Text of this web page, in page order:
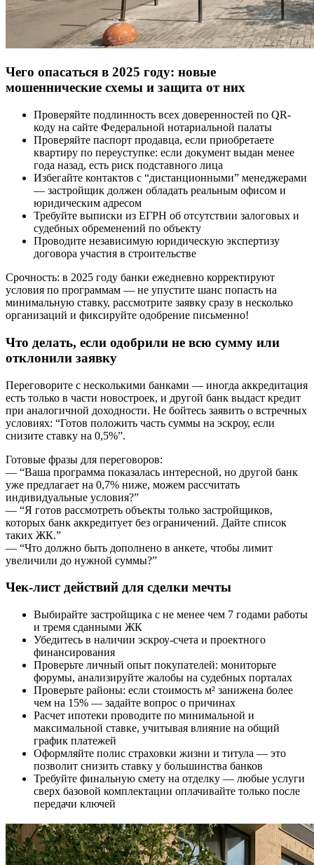
Чего опасаться в 2025 году: новые
мошеннические схемы и защита от них
Проверяйте подлинность всех доверенностей по QR-
коду на сайте Федеральной нотариальной палаты
Проверяйте паспорт продавца, если приобретаете
квартиру по переуступке: если документ выдан менее
года назад, есть риск подставного лица
Избегайте контактов с “дистанционными” менеджерами
— застройщик должен обладать реальным офисом и
юридическим адресом
Требуйте выписки из ЕГРН об отсутствии залоговых и
судебных обременений по объекту
Проводите независимую юридическую экспертизу
договора участия в строительстве
Срочность: в 2025 году банки ежедневно корректируют
условия по программам — не упустите шанс попасть на
минимальную ставку, рассмотрите заявку сразу в несколько
организаций и фиксируйте одобрение письменно!
Что делать, если одобрили не всю сумму или
отклонили заявку
Переговорите с несколькими банками — иногда аккредитация
есть только в части новостроек, и другой банк выдаст кредит
при аналогичной доходности. Не бойтесь заявить о встречных
условиях: “Готов положить часть суммы на эскроу, если
снизите ставку на 0,5%”.
Готовые фразы для переговоров:
— “Ваша программа показалась интересной, но другой банк
уже предлагает на 0,7% ниже, можем рассчитать
индивидуальные условия?”
— “Я готов рассмотреть объекты только застройщиков,
которых банк аккредитует без ограничений. Дайте список
таких ЖК.”
— “Что должно быть дополнено в анкете, чтобы лимит
увеличили до нужной суммы?”
Чек-лист действий для сделки мечты
Выбирайте застройщика с не менее чем 7 годами работы
и тремя сданными ЖК
Убедитесь в наличии эскроу-счета и проектного
финансирования
Проверьте личный опыт покупателей: мониторьте
форумы, анализируйте жалобы на судебных порталах
Проверьте районы: если стоимость м² занижена более
чем на 15% — задайте вопрос о причинах
Расчет ипотеки проводите по минимальной и
максимальной ставке, учитывая влияние на общий
график платежей
Оформляйте полис страховки жизни и титула — это
позволит снизить ставку у большинства банков
Требуйте финальную смету на отделку — любые услуги
сверх базовой комплектации оплачивайте только после
передачи ключей